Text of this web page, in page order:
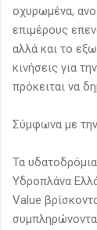
οχυρωμένα,
επιμέρους
αλλά και το
κινήσεις για
πρόκειται να
Σύμφωνα με
Τα
Υδροπλάνα
Value